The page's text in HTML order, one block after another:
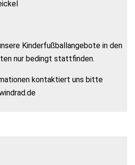
Kinderfußballangebote in den
nur bedingt stattfinden.
kontaktiert uns bitte